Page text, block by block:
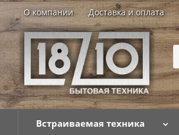
О компании Доставка и оплата
Встраиваемая техника